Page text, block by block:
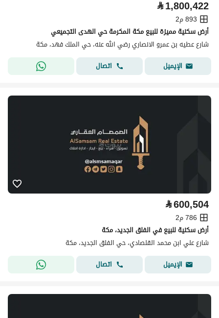
⃁1,800,422
893 م2
أرض سكنية مميزة للبيع مكة المكرمة حي الهدى التجميعي
شارع عطيه بن عمرو الانصاري رضي الله عنه، حي الملك فهد، مكة
الإيميل
اتصال
⃁600,504
786 م2
أرض سكنية للبيع في الفلق الجديد، مكة
شارع علي ابن محمد القلصادي، حي الفلق الجديد، مكة
الإيميل
اتصال